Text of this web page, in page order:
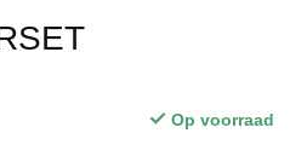
Op voorraad